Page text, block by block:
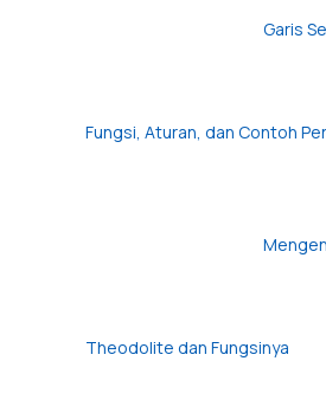
Garis
Fungsi, Aturan, dan Contoh
Theodolite dan Fungsinya